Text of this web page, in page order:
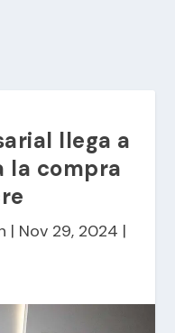
llega a
la compra
| Nov 29, 2024 |